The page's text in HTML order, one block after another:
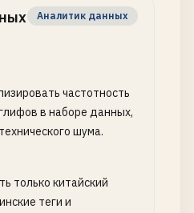
Аналитик данных
частотность
в наборе данных,
шума.
только китайский
теги и